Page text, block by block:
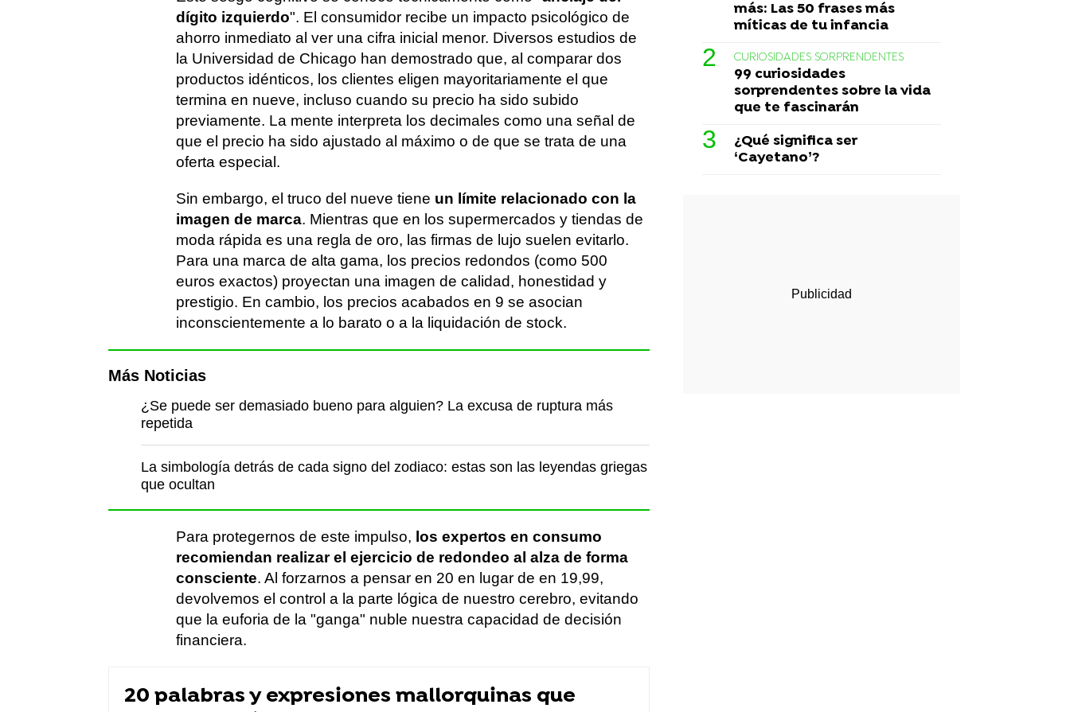
dígito izquierdo". El consumidor recibe un impacto psicológico de
ahorro inmediato al ver una cifra inicial menor. Diversos estudios de
la Universidad de Chicago han demostrado que, al comparar dos
productos idénticos, los clientes eligen mayoritariamente el que
termina en nueve, incluso cuando su precio ha sido subido
previamente. La mente interpreta los decimales como una señal de
que el precio ha sido ajustado al máximo o de que se trata de una
oferta especial.
Sin embargo, el truco del nueve tiene un límite relacionado con la
imagen de marca. Mientras que en los supermercados y tiendas de
moda rápida es una regla de oro, las firmas de lujo suelen evitarlo.
Para una marca de alta gama, los precios redondos (como 500
euros exactos) proyectan una imagen de calidad, honestidad y
prestigio. En cambio, los precios acabados en 9 se asocian
inconscientemente a lo barato o a la liquidación de stock.
Más Noticias
¿Se puede ser demasiado bueno para alguien? La excusa de ruptura más
repetida
La simbología detrás de cada signo del zodiaco: estas son las leyendas griegas
que ocultan
Para protegernos de este impulso, los expertos en consumo
recomiendan realizar el ejercicio de redondeo al alza de forma
consciente. Al forzarnos a pensar en 20 en lugar de en 19,99,
devolvemos el control a la parte lógica de nuestro cerebro, evitando
que la euforia de la "ganga" nuble nuestra capacidad de decisión
financiera.
20 palabras y expresiones mallorquinas que
más: Las 50 frases más
míticas de tu infancia
CURIOSIDADES SORPRENDENTES
99 curiosidades
sorprendentes sobre la vida
que te fascinarán
¿Qué significa ser
‘Cayetano’?